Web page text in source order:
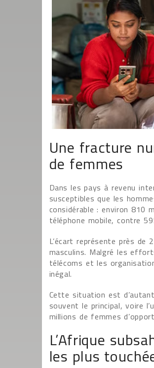
Une fracture
de femmes
Dans les pays à revenu
susceptibles que les
considérable : environ 810
téléphone mobile, contre
L’écart représente près de
masculins. Malgré les
télécoms et les
inégal.
Cette situation est
souvent le principal, voire
millions de femmes
L’Afrique
les plus